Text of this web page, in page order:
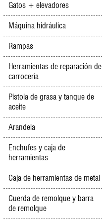
Gatos + elevadores
Máquina hidráulica
Rampas
Herramientas de reparación de
carrocería
Pistola de grasa y tanque de
aceite
Arandela
Enchufes y caja de
herramientas
Caja de herramientas de metal
Cuerda de remolque y barra
de remolque